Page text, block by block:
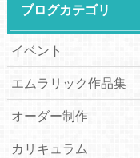
ブログカテゴリ
イベント
エムラリック作品集
オーダー制作
カリキュラム